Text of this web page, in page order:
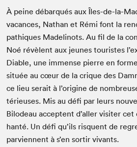
À peine débar­qués aux Îles-de-la-
vacances, Nathan et Rémi font la
pa­thiques Madelinots. Au fil de la
Noé révè­lent aux jeunes touristes
Dia­ble, une immense pierre en
située au cœur de la crique des
ce lieu serait à l’origine de
térieuses. Mis au défi par leurs
Bilodeau acceptent d’aller vis­iter
han­té. Un défi qu’ils risquent de
parvi­en­nent à s’en sor­tir vivants.